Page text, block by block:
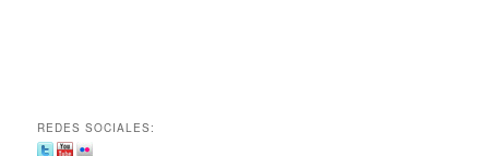
REDES SOCIALES: